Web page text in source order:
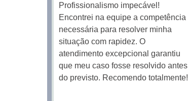
Profissionalismo impecável!
Encontrei na equipe a competência
necessária para resolver minha
situação com rapidez. O
atendimento excepcional garantiu
que meu caso fosse resolvido antes
do previsto. Recomendo totalmente!